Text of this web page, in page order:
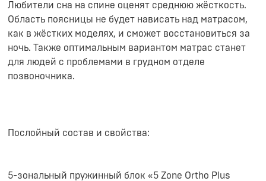
Любители сна на спине оценят среднюю жёсткость.
Область поясницы не будет нависать над матрасом,
как в жёстких моделях, и сможет восстановиться за
ночь. Также оптимальным вариантом матрас станет
для людей с проблемами в грудном отделе
позвоночника.
Послойный состав и свойства:
5-зональный пружинный блок «5 Zone Ortho Plus